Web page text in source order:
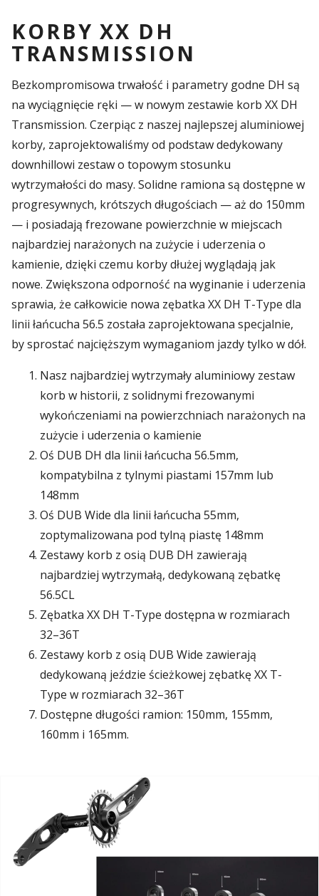
KORBY XX DH
TRANSMISSION
Bezkompromisowa trwałość i parametry godne DH są
na wyciągnięcie ręki — w nowym zestawie korb XX DH
Transmission. Czerpiąc z naszej najlepszej aluminiowej
korby, zaprojektowaliśmy od podstaw dedykowany
downhillowi zestaw o topowym stosunku
wytrzymałości do masy. Solidne ramiona są dostępne w
progresywnych, krótszych długościach — aż do 150mm
— i posiadają frezowane powierzchnie w miejscach
najbardziej narażonych na zużycie i uderzenia o
kamienie, dzięki czemu korby dłużej wyglądają jak
nowe. Zwiększona odporność na wyginanie i uderzenia
sprawia, że całkowicie nowa zębatka XX DH T-Type dla
linii łańcucha 56.5 została zaprojektowana specjalnie,
by sprostać najcięższym wymaganiom jazdy tylko w dół.
Nasz najbardziej wytrzymały aluminiowy zestaw
korb w historii, z solidnymi frezowanymi
wykończeniami na powierzchniach narażonych na
zużycie i uderzenia o kamienie
Oś DUB DH dla linii łańcucha 56.5mm,
kompatybilna z tylnymi piastami 157mm lub
148mm
Oś DUB Wide dla linii łańcucha 55mm,
zoptymalizowana pod tylną piastę 148mm
Zestawy korb z osią DUB DH zawierają
najbardziej wytrzymałą, dedykowaną zębatkę
56.5CL
Zębatka XX DH T-Type dostępna w rozmiarach
32–36T
Zestawy korb z osią DUB Wide zawierają
dedykowaną jeździe ścieżkowej zębatkę XX T-
Type w rozmiarach 32–36T
Dostępne długości ramion: 150mm, 155mm,
160mm i 165mm.